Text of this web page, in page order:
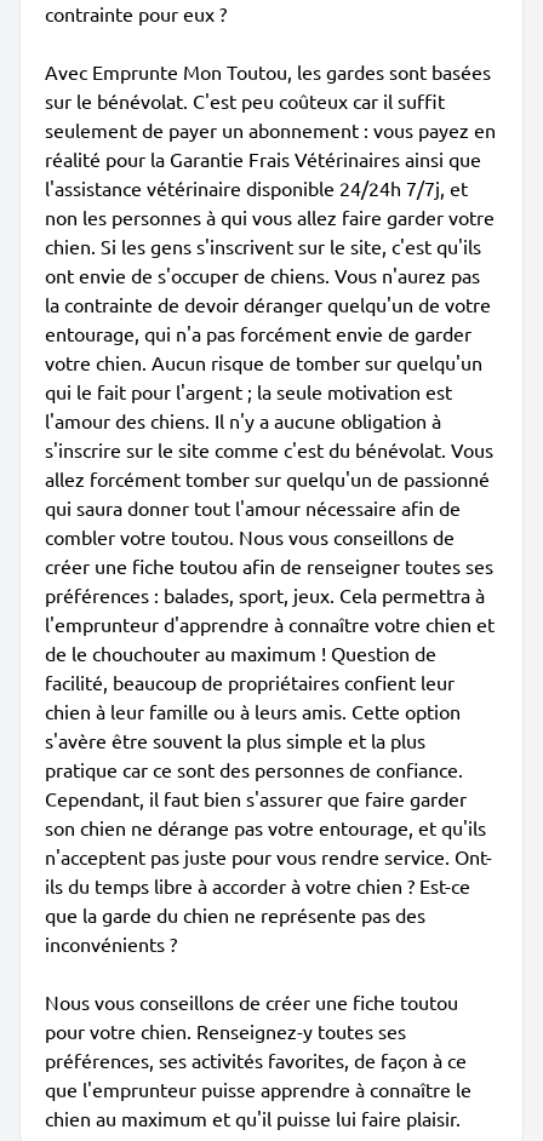
contrainte pour eux ?
Avec Emprunte Mon Toutou, les gardes sont basées
sur le bénévolat. C'est peu coûteux car il suffit
seulement de payer un abonnement : vous payez en
réalité pour la Garantie Frais Vétérinaires ainsi que
l'assistance vétérinaire disponible 24/24h 7/7j, et
non les personnes à qui vous allez faire garder votre
chien. Si les gens s'inscrivent sur le site, c'est qu'ils
ont envie de s'occuper de chiens. Vous n'aurez pas
la contrainte de devoir déranger quelqu'un de votre
entourage, qui n'a pas forcément envie de garder
votre chien. Aucun risque de tomber sur quelqu'un
qui le fait pour l'argent ; la seule motivation est
l'amour des chiens. Il n'y a aucune obligation à
s'inscrire sur le site comme c'est du bénévolat. Vous
allez forcément tomber sur quelqu'un de passionné
qui saura donner tout l'amour nécessaire afin de
combler votre toutou. Nous vous conseillons de
créer une fiche toutou afin de renseigner toutes ses
préférences : balades, sport, jeux. Cela permettra à
l'emprunteur d'apprendre à connaître votre chien et
de le chouchouter au maximum ! Question de
facilité, beaucoup de propriétaires confient leur
chien à leur famille ou à leurs amis. Cette option
s'avère être souvent la plus simple et la plus
pratique car ce sont des personnes de confiance.
Cependant, il faut bien s'assurer que faire garder
son chien ne dérange pas votre entourage, et qu'ils
n'acceptent pas juste pour vous rendre service. Ont-
ils du temps libre à accorder à votre chien ? Est-ce
que la garde du chien ne représente pas des
inconvénients ?
Nous vous conseillons de créer une fiche toutou
pour votre chien. Renseignez-y toutes ses
préférences, ses activités favorites, de façon à ce
que l'emprunteur puisse apprendre à connaître le
chien au maximum et qu'il puisse lui faire plaisir.